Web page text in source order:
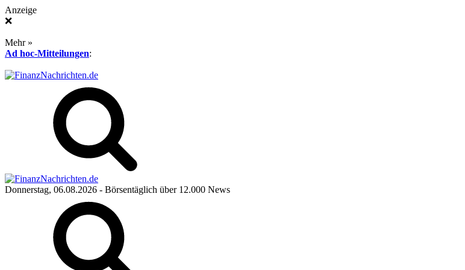
Anzeige
❌
Mehr »
Ad hoc-Mitteilungen:
Donnerstag, 06.08.2026 - Börsentäglich über 12.000 News